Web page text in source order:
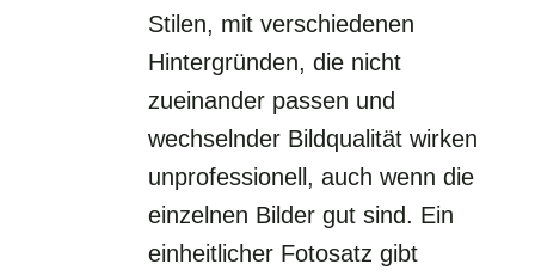
Stilen, mit verschiedenen
Hintergründen, die nicht
zueinander passen und
wechselnder Bildqualität wirken
unprofessionell, auch wenn die
einzelnen Bilder gut sind. Ein
einheitlicher Fotosatz gibt